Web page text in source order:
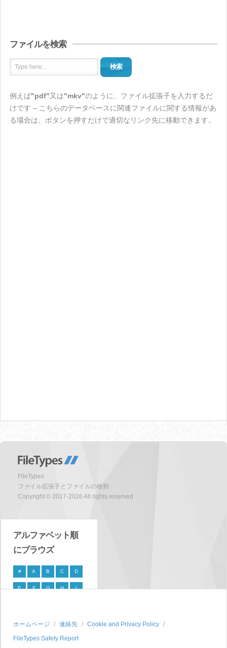
ファイルを検索
検索
例えば"pdf"又は"mkv"のように、ファイル拡張子を入力するだ
けです – こちらのデータベースに関連ファイルに関する情報があ
る場合は、ボタンを押すだけで適切なリンク先に移動できます。
FileTypes
ファイル拡張子とファイルの種類
Copyright © 2017-2026 All rights reserved
アルファベット順
にブラウズ
# A B C D
E F G H I
P Q R S
T U V W X
ホームページ 連絡先
Cookie and Privacy Policy
FileTypes Safety Report